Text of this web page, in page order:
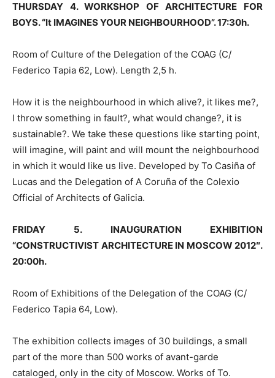
THURSDAY 4. WORKSHOP OF ARCHITECTURE FOR
BOYS. “It IMAGINES YOUR NEIGHBOURHOOD”. 17:30h.
Room of Culture of the Delegation of the COAG (C/
Federico Tapia 62, Low). Length 2,5 h.
How it is the neighbourhood in which alive?, it likes me?,
I throw something in fault?, what would change?, it is
sustainable?. We take these questions like starting point,
will imagine, will paint and will mount the neighbourhood
in which it would like us live. Developed by To Casiña of
Lucas and the Delegation of A Coruña of the Colexio
Official of Architects of Galicia.
FRIDAY 5. INAUGURATION EXHIBITION
“CONSTRUCTIVIST ARCHITECTURE IN MOSCOW 2012″.
20:00h.
Room of Exhibitions of the Delegation of the COAG (C/
Federico Tapia 64, Low).
The exhibition collects images of 30 buildings, a small
part of the more than 500 works of avant-garde
cataloged, only in the city of Moscow. Works of To.